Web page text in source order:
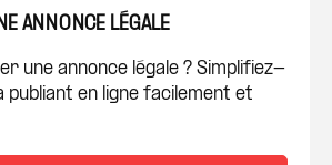
ANNONCE LÉGALE
une annonce légale ? Simplifiez-
publiant en ligne facilement et